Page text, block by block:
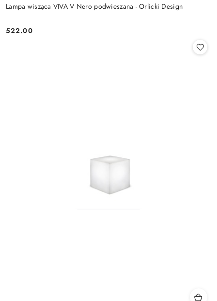
Lampa wisząca VIVA V Nero podwieszana - Orlicki Design
Cena:
522.00